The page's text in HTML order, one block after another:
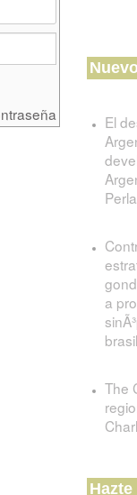
El
Perla
a
The